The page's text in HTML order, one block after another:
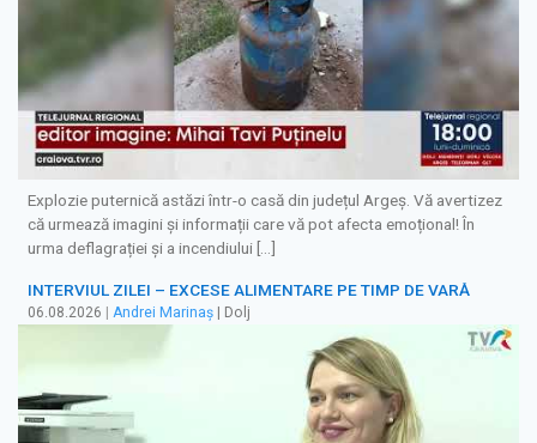
Explozie puternică astăzi într-o casă din județul Argeș. Vă avertizez
că urmează imagini și informații care vă pot afecta emoțional! În
urma deflagrației și a incendiului […]
INTERVIUL ZILEI – EXCESE ALIMENTARE PE TIMP DE VARĂ
06.08.2026 | Andrei Marinaș | Dolj